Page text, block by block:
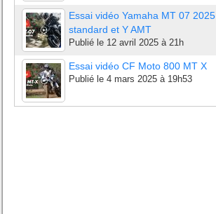
Essai vidéo Yamaha MT 07 2025
standard et Y AMT
Publié le 12 avril 2025 à 21h
Essai vidéo CF Moto 800 MT X
Publié le 4 mars 2025 à 19h53